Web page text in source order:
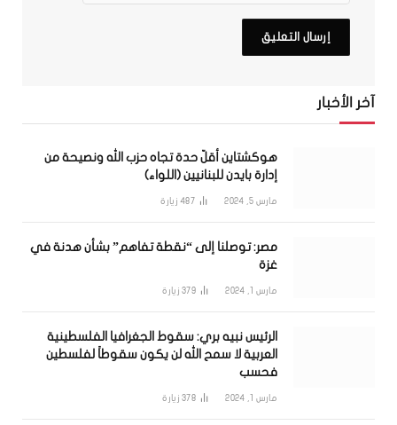
آخر الأخبار
هوكشتاين أقلّ حدة تجاه حزب الله ونصيحة من
إدارة بايدن للبنانيين (اللواء)
مارس 5, 2024 487 زيارة
مصر: توصلنا إلى “نقطة تفاهم” بشأن هدنة في
غزة
مارس 1, 2024 379 زيارة
الرئيس نبيه بري: سقوط الجغرافيا الفلسطينية
العربية لا سمح الله لن يكون سقوطاً لفلسطين
فحسب
مارس 1, 2024 378 زيارة